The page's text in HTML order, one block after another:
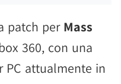
patch per Mass
360, con una
PC attualmente in